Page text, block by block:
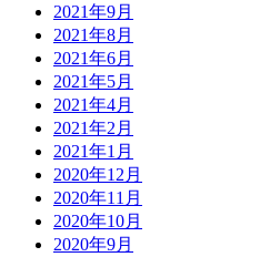
2021年9月
2021年8月
2021年6月
2021年5月
2021年4月
2021年2月
2021年1月
2020年12月
2020年11月
2020年10月
2020年9月